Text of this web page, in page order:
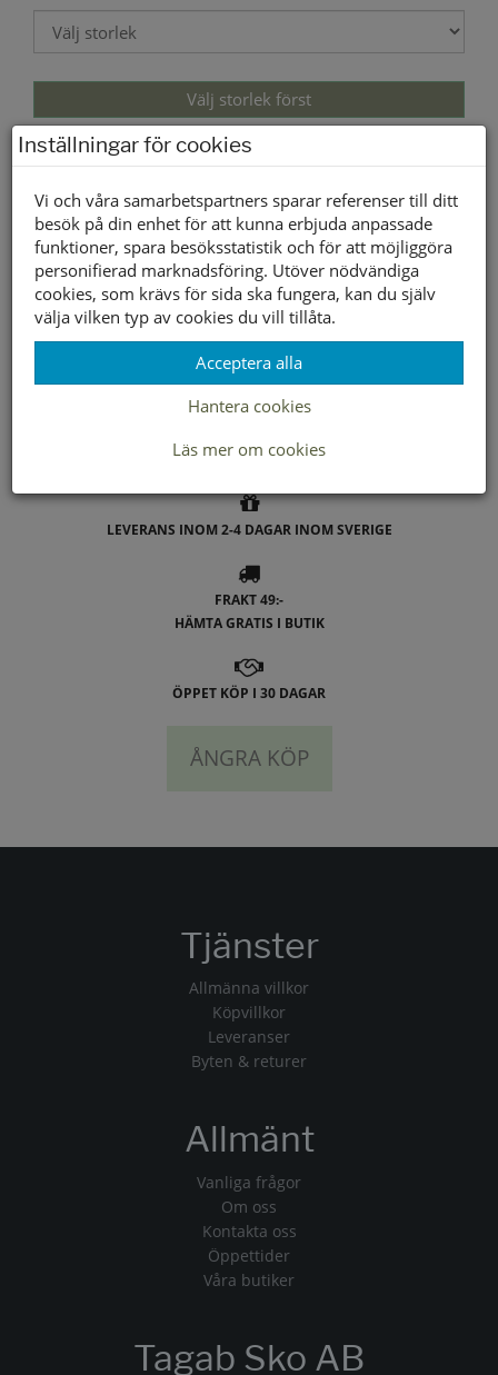
Välj storlek först
Lagerstatus per butik
Butik
41 42 43 44 45
46
Borlänge
Buffert lager
Andra färger
- Topman
LEVERANS INOM 2-4 DAGAR INOM SVERIGE
FRAKT 49:-
HÄMTA GRATIS I BUTIK
ÖPPET KÖP I 30 DAGAR
ÅNGRA KÖP
Inställningar för cookies
Vi och våra samarbetspartners sparar referenser till ditt
besök på din enhet för att kunna erbjuda anpassade
funktioner, spara besöksstatistik och för att möjliggöra
personifierad marknadsföring. Utöver nödvändiga
cookies, som krävs för sida ska fungera, kan du själv
välja vilken typ av cookies du vill tillåta.
Acceptera alla
Hantera cookies
Läs mer om cookies
Tjänster
Allmänna villkor
Köpvillkor
Leveranser
Byten & returer
Allmänt
Vanliga frågor
Om oss
Kontakta oss
Öppettider
Våra butiker
Tagab Sko AB